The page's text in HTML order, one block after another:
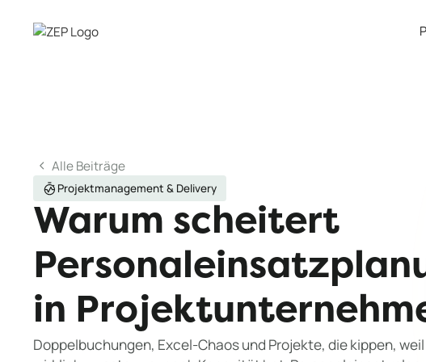
Alle Beiträge
Projektmanagement & Delivery
Warum scheitert
in
Doppelbuchungen, Excel-Chaos und Projekte, die kippen,